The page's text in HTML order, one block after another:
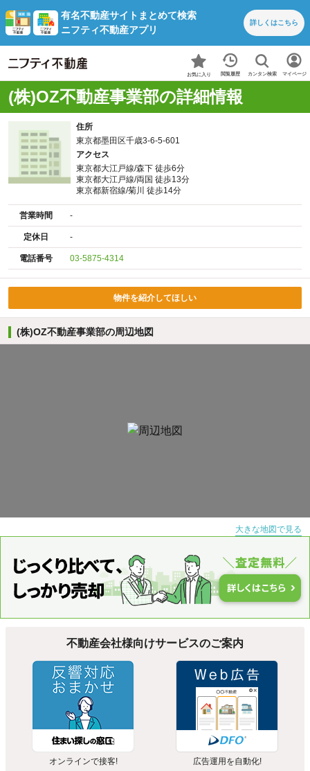
有名不動産サイトまとめて検索
ニフティ不動産アプリ
詳しくはこちら
お気に入り 閲覧履歴 カンタン検索 マイページ
(株)OZ不動産事業部の詳細情報
住所
東京都墨田区千歳3-6-5-601
アクセス
東京都大江戸線/森下 徒歩6分
東京都大江戸線/両国 徒歩13分
東京都新宿線/菊川 徒歩14分
営業時間 -
定休日 -
電話番号 03-5875-4314
物件を紹介してほしい
(株)OZ不動産事業部の周辺地図
大きな地図で見る
不動産会社様向けサービスのご案内
オンラインで接客! 広告運用を自動化!